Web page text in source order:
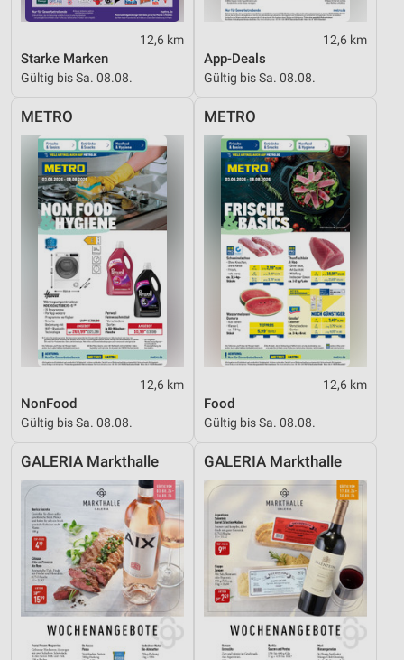
12,6 km
Starke Marken
Gültig bis Sa. 08.08.
12,6 km
App-Deals
Gültig bis Sa. 08.08.
METRO
12,6 km
NonFood
Gültig bis Sa. 08.08.
METRO
12,6 km
Food
Gültig bis Sa. 08.08.
GALERIA Markthalle GALERIA Markthalle